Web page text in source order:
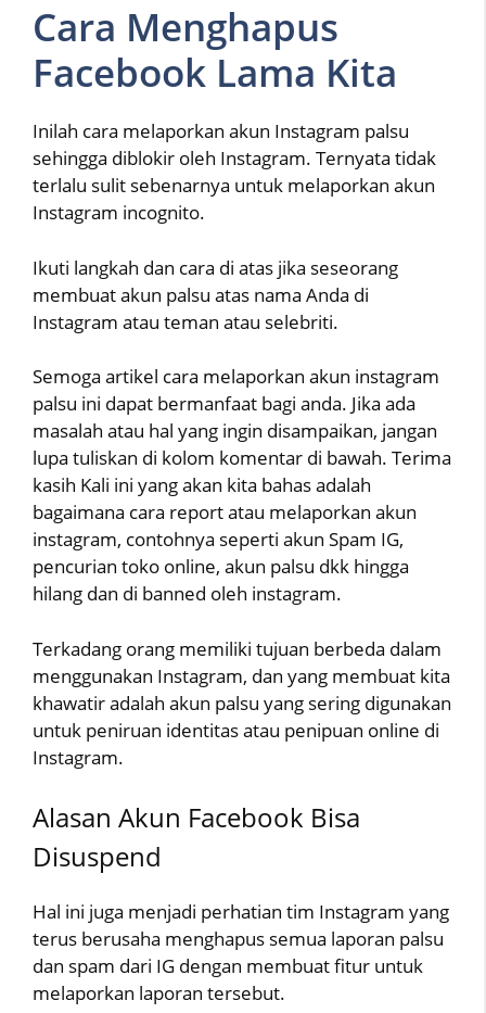
Cara Menghapus
Facebook Lama Kita
Inilah cara melaporkan akun Instagram palsu
sehingga diblokir oleh Instagram. Ternyata tidak
terlalu sulit sebenarnya untuk melaporkan akun
Instagram incognito.
Ikuti langkah dan cara di atas jika seseorang
membuat akun palsu atas nama Anda di
Instagram atau teman atau selebriti.
Semoga artikel cara melaporkan akun instagram
palsu ini dapat bermanfaat bagi anda. Jika ada
masalah atau hal yang ingin disampaikan, jangan
lupa tuliskan di kolom komentar di bawah. Terima
kasih Kali ini yang akan kita bahas adalah
bagaimana cara report atau melaporkan akun
instagram, contohnya seperti akun Spam IG,
pencurian toko online, akun palsu dkk hingga
hilang dan di banned oleh instagram.
Terkadang orang memiliki tujuan berbeda dalam
menggunakan Instagram, dan yang membuat kita
khawatir adalah akun palsu yang sering digunakan
untuk peniruan identitas atau penipuan online di
Instagram.
Alasan Akun Facebook Bisa
Disuspend
Hal ini juga menjadi perhatian tim Instagram yang
terus berusaha menghapus semua laporan palsu
dan spam dari IG dengan membuat fitur untuk
melaporkan laporan tersebut.